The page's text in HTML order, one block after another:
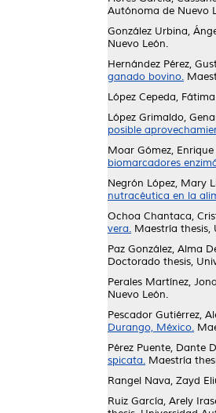
Autónoma de Nuevo
González Urbina,
Nuevo León.
Hernández Pérez,
ganado bovino.
López Cepeda,
López Grimaldo,
posible
Moar Gómez, Enrique
biomarcadores
Negrón López, Mary
nutracéutica en la
Ochoa Chantaca,
vera. Maestría thesis,
Paz González, Alma
Doctorado thesis,
Perales Martínez,
Nuevo León.
Pescador Gutiérrez,
Durango, México.
Pérez Puente, Dante
spicata. Maestría
Rangel Nava, Zayd
Ruiz García, Arely